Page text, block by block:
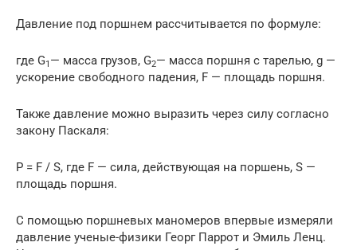
Давление под поршнем рассчитывается по формуле:
где G1 — масса грузов, G2— масса поршня с тарелью, g —
ускорение свободного падения, F — площадь поршня.
Также давление можно выразить через силу согласно
закону Паскаля:
P = F / S, где F — сила, действующая на поршень, S —
площадь поршня.
С помощью поршневых маномеров впервые измеряли
давление ученые-физики Георг Паррот и Эмиль Ленц.